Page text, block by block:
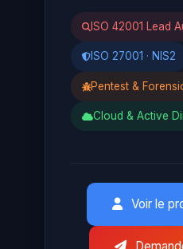
ISO 42001 Lead
ISO 27001 · NIS2
Pentest &
Cloud & Active
Voir le